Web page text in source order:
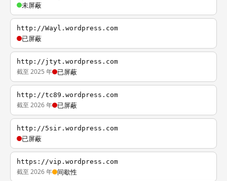
未屏蔽
http://Wayl.wordpress.com
已屏蔽
http://jtyt.wordpress.com
截至 2025 年 已屏蔽
http://tc89.wordpress.com
截至 2026 年 已屏蔽
http://5sir.wordpress.com
已屏蔽
https://vip.wordpress.com
截至 2026 年 间歇性